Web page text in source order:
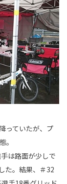
っていたが、プ
。
は路面が少しで
た。結果、＃32